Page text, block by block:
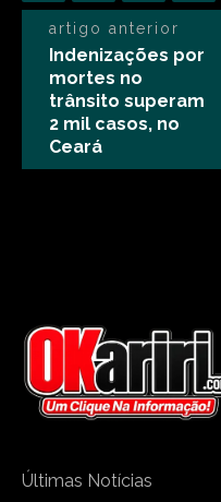
artigo anterior
Indenizações por
mortes no
trânsito superam
2 mil casos, no
Ceará
Últimas Notícias